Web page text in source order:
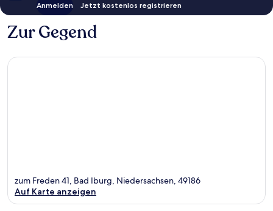
Anmelden Jetzt kostenlos registrieren
Zur Gegend
zum Freden 41, Bad Iburg, Niedersachsen, 49186
Auf Karte anzeigen